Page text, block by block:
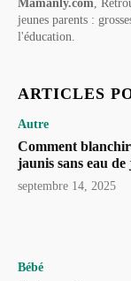
Mamanly.com ,
jeunes parents :
l'éducation.
ARTICLES
Autre
Comment blanchir
jaunis sans eau de
septembre 14, 2025
Bébé